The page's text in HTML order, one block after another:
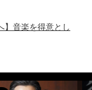
】音楽を得意とし